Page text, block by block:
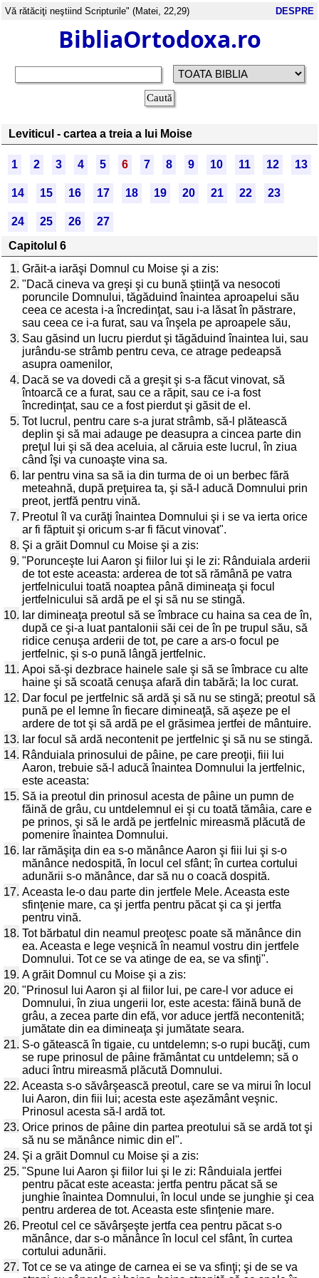
Vă rătăciţi neştiind Scripturile" (Matei, 22,29) DESPRE
BibliaOrtodoxa.ro
Leviticul - cartea a treia a lui Moise
1 2 3 4 5 6 7 8 9 10 11 12 13
14 15 16 17 18 19 20 21 22 23
24 25 26
27
Capitolul 6
1. Grăit-a iarăşi Domnul cu Moise şi a zis:
2. "Dacă cineva va greşi şi cu bună ştiinţă va nesocoti
poruncile Domnului, tăgăduind înaintea aproapelui său
ceea ce acesta i-a încredinţat, sau i-a lăsat în păstrare,
sau ceea ce i-a furat, sau va înşela pe aproapele său,
3. Sau găsind un lucru pierdut şi tăgăduind înaintea lui, sau
jurându-se strâmb pentru ceva, ce atrage pedeapsă
asupra oamenilor,
4. Dacă se va dovedi că a greşit şi s-a făcut vinovat, să
întoarcă ce a furat, sau ce a răpit, sau ce i-a fost
încredinţat, sau ce a fost pierdut şi găsit de el.
5. Tot lucrul, pentru care s-a jurat strâmb, să-l plătească
deplin şi să mai adauge pe deasupra a cincea parte din
preţul lui şi să dea aceluia, al căruia este lucrul, în ziua
când îşi va cunoaşte vina sa.
6. Iar pentru vina sa să ia din turma de oi un berbec fără
meteahnă, după preţuirea ta, şi să-l aducă Domnului prin
preot, jertfă pentru vină.
7. Preotul îl va curăţi înaintea Domnului şi i se va ierta orice
ar fi făptuit şi oricum s-ar fi făcut vinovat".
8. Şi a grăit Domnul cu Moise şi a zis:
9. "Porunceşte lui Aaron şi fiilor lui şi le zi: Rânduiala arderii
de tot este aceasta: arderea de tot să rămână pe vatra
jertfelnicului toată noaptea până dimineaţa şi focul
jertfelnicului să ardă pe el şi să nu se stingă.
10. Iar dimineaţa preotul să se îmbrace cu haina sa cea de în,
după ce şi-a luat pantalonii săi cei de în pe trupul său, să
ridice cenuşa arderii de tot, pe care a ars-o focul pe
jertfelnic, şi s-o pună lângă jertfelnic.
11. Apoi să-şi dezbrace hainele sale şi să se îmbrace cu alte
haine şi să scoată cenuşa afară din tabără; la loc curat.
12. Dar focul pe jertfelnic să ardă şi să nu se stingă; preotul să
pună pe el lemne în fiecare dimineaţă, să aşeze pe el
ardere de tot şi să ardă pe el grăsimea jertfei de mântuire.
13. Iar focul să ardă necontenit pe jertfelnic şi să nu se stingă.
14. Rânduiala prinosului de pâine, pe care preoţii, fiii lui
Aaron, trebuie să-l aducă înaintea Domnului la jertfelnic,
este aceasta:
15. Să ia preotul din prinosul acesta de pâine un pumn de
făină de grâu, cu untdelemnul ei şi cu toată tămâia, care e
pe prinos, şi să le ardă pe jertfelnic mireasmă plăcută de
pomenire înaintea Domnului.
16. Iar rămăşiţa din ea s-o mănânce Aaron şi fiii lui şi s-o
mănânce nedospită, în locul cel sfânt; în curtea cortului
adunării s-o mănânce, dar să nu o coacă dospită.
17. Aceasta le-o dau parte din jertfele Mele. Aceasta este
sfinţenie mare, ca şi jertfa pentru păcat şi ca şi jertfa
pentru vină.
18. Tot bărbatul din neamul preoţesc poate să mănânce din
ea. Aceasta e lege veşnică în neamul vostru din jertfele
Domnului. Tot ce se va atinge de ea, se va sfinţi".
19. A grăit Domnul cu Moise şi a zis:
20. "Prinosul lui Aaron şi al fiilor lui, pe care-l vor aduce ei
Domnului, în ziua ungerii lor, este acesta: făină bună de
grâu, a zecea parte din efă, vor aduce jertfă necontenită;
jumătate din ea dimineaţa şi jumătate seara.
21. S-o gătească în tigaie, cu untdelemn; s-o rupi bucăţi, cum
se rupe prinosul de pâine frământat cu untdelemn; să o
aduci întru mireasmă plăcută Domnului.
22. Aceasta s-o săvârşească preotul, care se va mirui în locul
lui Aaron, din fiii lui; acesta este aşezământ veşnic.
Prinosul acesta să-l ardă tot.
23. Orice prinos de pâine din partea preotului să se ardă tot şi
să nu se mănânce nimic din el".
24. Şi a grăit Domnul cu Moise şi a zis:
25. "Spune lui Aaron şi fiilor lui şi le zi: Rânduiala jertfei
pentru păcat este aceasta: jertfa pentru păcat să se
junghie înaintea Domnului, în locul unde se junghie şi cea
pentru arderea de tot. Aceasta este sfinţenie mare.
26. Preotul cel ce săvârşeşte jertfa cea pentru păcat s-o
mănânce, dar s-o mănânce în locul cel sfânt, în curtea
cortului adunării.
27. Tot ce se va atinge de carnea ei se va sfinţi; şi de se va